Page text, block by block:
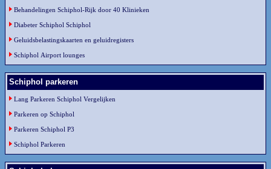
Behandelingen Schiphol-Rijk door 40 Klinieken
Diabeter Schiphol Schiphol
Geluidsbelastingskaarten en geluidregisters
Schiphol Airport lounges
Schiphol parkeren
Lang Parkeren Schiphol Vergelijken
Parkeren op Schiphol
Parkeren Schiphol P3
Schiphol Parkeren